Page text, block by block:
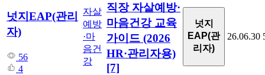
넛지EAP(관리
자)
56
4
자살
예방
·마
음건
강
직장 자살예방·
마음건강 교육
가이드 (2026
HR·관리자용)
[7]
넛지
EAP(관
리자)
26.06.30